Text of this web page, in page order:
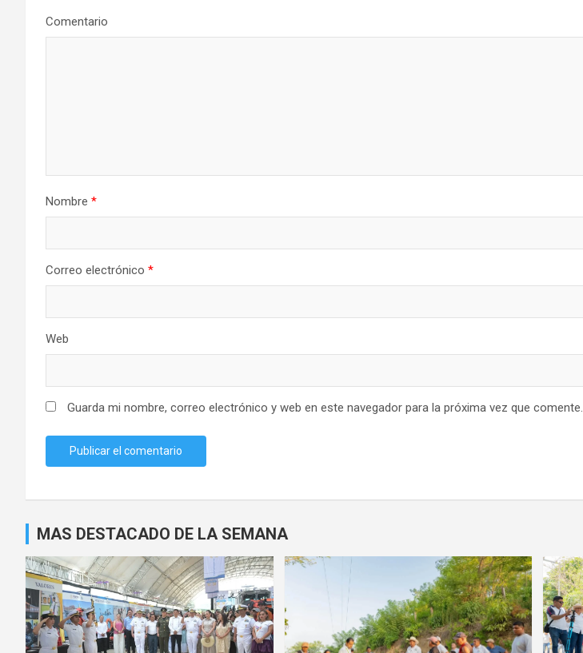
Comentario
Nombre *
Correo electrónico *
Web
Guarda mi nombre, correo electrónico y web en este navegador para la próxima vez que comente.
MAS DESTACADO DE LA SEMANA